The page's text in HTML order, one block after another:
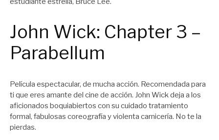
John Wick: Chapter 3 –
Parabellum
Película espectacular, de mucha acción. Recomendada para
ti que eres amante del cine de acción. John Wick deja a los
aficionados boquiabiertos con su cuidado tratamiento
formal, fabulosas coreografía y violenta carnicería. No te la
pierdas.